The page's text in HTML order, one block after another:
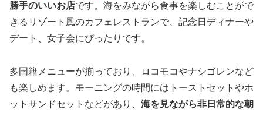
勝手のいいお店です。海をみながら食事を楽しむことがで
きるリゾート風のカフェレストランで、記念日ディナーや
デート、女子会にぴったりです。
多国籍メニューが揃っており、ロコモコやナシゴレンなど
も楽しめます。モーニングの時間にはトーストセットやホ
ットサンドセットなどがあり、 海を見ながら非日常的な朝